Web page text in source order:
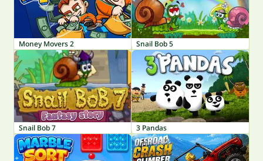
Money Movers 2 Snail Bob 5
Snail Bob 7 3 Pandas